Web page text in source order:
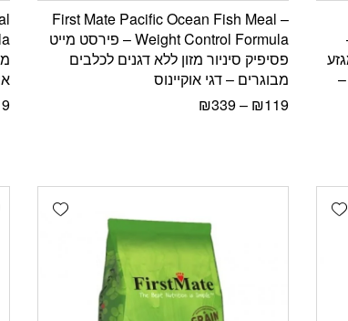
First Mate Pacific Ocean Fish Meal –
Weight Control Formula – פירסט מייט
פסיפיק סיניור מזון ללא דגנים לכלבים
מבוגרים – דגי אוקיינוס
₪119
–
₪339
Add wishlist
wishlist